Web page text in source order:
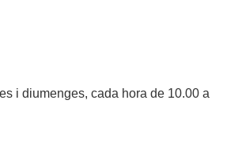
i diumenges, cada hora de 10.00 a